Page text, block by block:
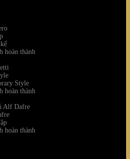
hoàn thành
Style
hoàn thành
Alf Dafre
hoàn thành